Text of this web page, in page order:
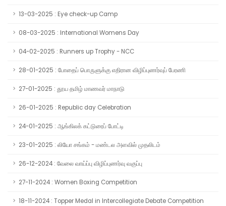
13-03-2025 : Eye check-up Camp
08-03-2025 : International Womens Day
04-02-2025 : Runners up Trophy - NCC
28-01-2025 : போதைப் பொருளுக்கு எதிரான விழிப்புணர்வுப் பேரணி
27-01-2025 : தூய தமிழ் மாணவர் மாநாடு
26-01-2025 : Republic day Celebration
24-01-2025 : ஆங்கிலக் கட்டுரைப் போட்டி
23-01-2025 : லியோ சங்கம் - மண்டல அளவில் முதலிடம்
26-12-2024 : வேலை வாய்ப்பு விழிப்புணர்வு வகுப்பு
27-11-2024 : Women Boxing Competition
18-11-2024 : Topper Medal in Intercollegiate Debate Competition